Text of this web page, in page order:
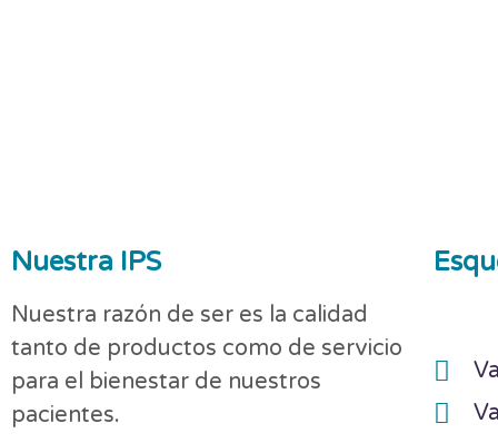
Nuestra IPS
Nuestra razón de ser es la calidad
tanto de productos como de servicio
para el bienestar de nuestros
pacientes.